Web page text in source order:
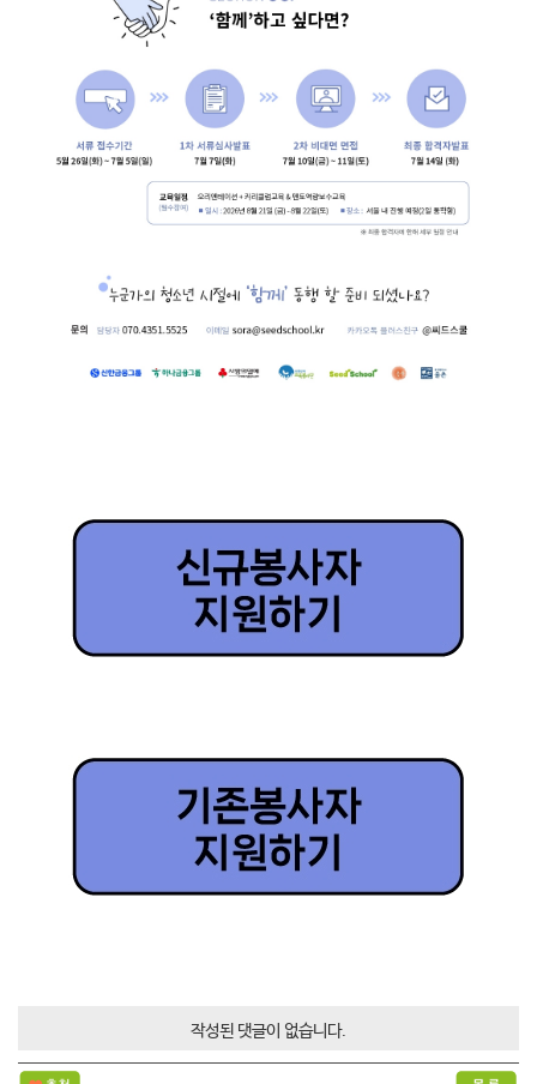
작성된 댓글이 없습니다.